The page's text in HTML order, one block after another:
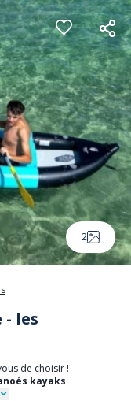
2
les
de choisir !
kayaks